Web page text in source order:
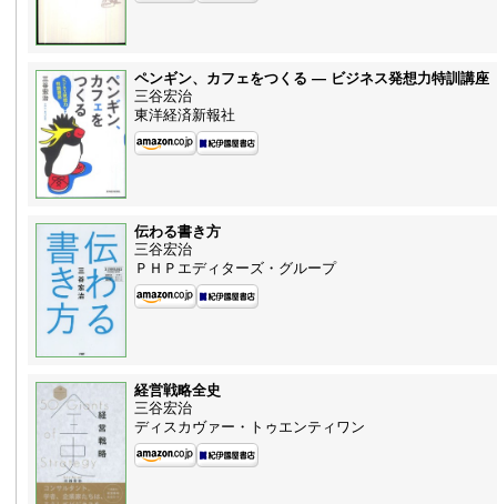
ペンギン、カフェをつくる — ビジネス発想力特訓講座
三谷宏治
東洋経済新報社
伝わる書き方
三谷宏治
ＰＨＰエディターズ・グループ
経営戦略全史
三谷宏治
ディスカヴァー・トゥエンティワン